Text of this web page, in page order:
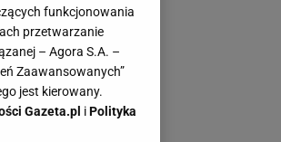
funkcjonowania
przetwarzanie
– Agora S.A. –
Zaawansowanych”
jest kierowany.
Gazeta.pl iPolityka